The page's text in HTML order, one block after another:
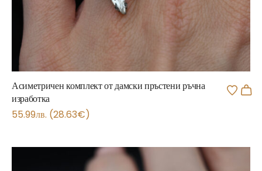
Асиметричен комплект от дамски пръстени ръчна
изработка
55.99лв. (28.63€)